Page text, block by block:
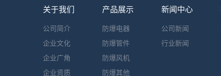
关于我们
公司简介
企业文化
企业广角
企业资质
产品展示
防爆电器
防爆管件
防爆风机
防爆其他
新闻中心
公司新闻
行业新闻